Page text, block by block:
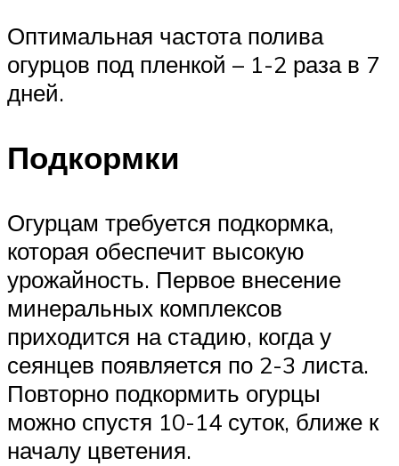
Оптимальная частота полива
огурцов под пленкой – 1-2 раза в 7
дней.
Подкормки
Огурцам требуется подкормка,
которая обеспечит высокую
урожайность. Первое внесение
минеральных комплексов
приходится на стадию, когда у
сеянцев появляется по 2-3 листа.
Повторно подкормить огурцы
можно спустя 10-14 суток, ближе к
началу цветения.